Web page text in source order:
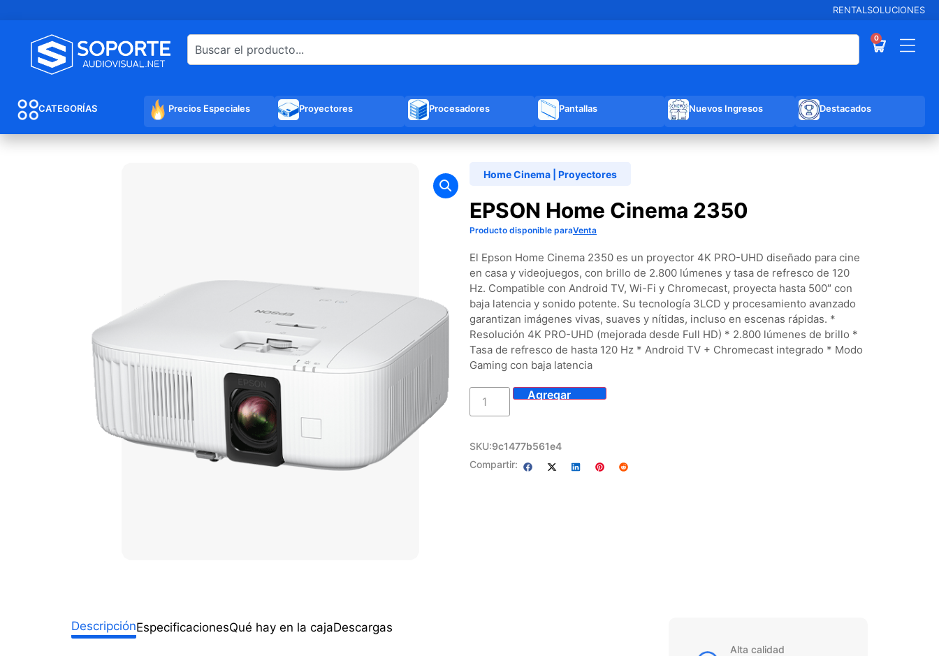
RENTAL SOLUCIONES
0
CATEGORÍAS Precios Especiales Proyectores Procesadores Pantallas Nuevos Ingresos Destacados
Home Cinema Proyectores
EPSON Home Cinema 2350
Producto disponible paraVenta
El Epson Home Cinema 2350 es un proyector 4K PRO-UHD diseñado para cine
en casa y videojuegos, con brillo de 2.800 lúmenes y tasa de refresco de 120
Hz. Compatible con Android TV, Wi-Fi y Chromecast, proyecta hasta 500″ con
baja latencia y sonido potente. Su tecnología 3LCD y procesamiento avanzado
garantizan imágenes vivas, suaves y nítidas, incluso en escenas rápidas. *
Resolución 4K PRO-UHD (mejorada desde Full HD) * 2.800 lúmenes de brillo *
Tasa de refresco de hasta 120 Hz * Android TV + Chromecast integrado * Modo
Gaming con baja latencia
SKU:9c1477b561e4
Compartir:
DescripciónEspecificacionesQué hay en la cajaDescargas
Alta calidad